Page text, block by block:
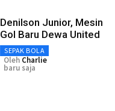
Denilson Junior, Mesin
Gol Baru Dewa United
SEPAK BOLA
Oleh Charlie
baru saja